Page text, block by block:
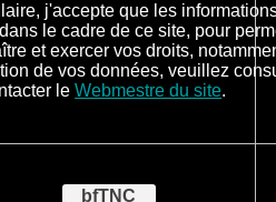
j'accepte que les
le cadre de ce site, pour
et exercer vos droits,
de vos données, veuillez
leWebmestre du site.
bfTNC